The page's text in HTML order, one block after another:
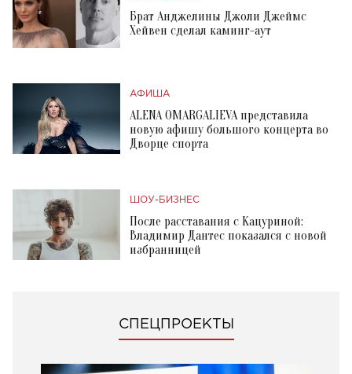
Брат Анджелины Джоли Джеймс
Хейвен сделал каминг-аут
АФИША
ALENA OMARGALIEVA представила
новую афишу большого концерта во
Дворце спорта
ШОУ-БИЗНЕС
После расставания с Кацуриной:
Владимир Дантес показался с новой
избранницей
СПЕЦПРОЕКТЫ